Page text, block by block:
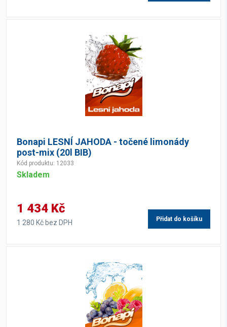
Bonapi LESNÍ JAHODA - točené limonády
post-mix (20l BIB)
Kód produktu: 12033
Skladem
1 434 Kč
1 280 Kč bez DPH Přidat do košíku